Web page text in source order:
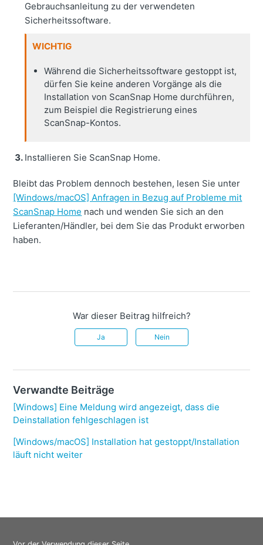
Gebrauchsanleitung zu der verwendeten
Sicherheitssoftware.
WICHTIG
Während die Sicherheitssoftware gestoppt ist,
dürfen Sie keine anderen Vorgänge als die
Installation von ScanSnap Home durchführen,
zum Beispiel die Registrierung eines
ScanSnap-Kontos.
Installieren Sie ScanSnap Home.
Bleibt das Problem dennoch bestehen, lesen Sie unter
[Windows/macOS] Anfragen in Bezug auf Probleme mit
ScanSnap Home nach und wenden Sie sich an den
Lieferanten/Händler, bei dem Sie das Produkt erworben
haben.
War dieser Beitrag hilfreich?
Ja Nein
Verwandte Beiträge
[Windows] Eine Meldung wird angezeigt, dass die
Deinstallation fehlgeschlagen ist
[Windows/macOS] Installation hat gestoppt/Installation
läuft nicht weiter